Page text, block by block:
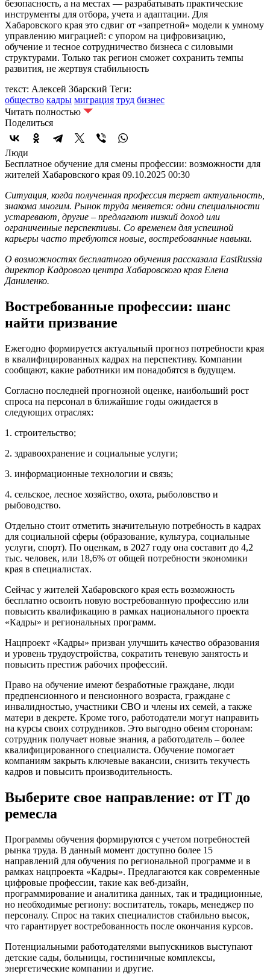
безопасность, а на местах — разрабатывать практические
инструменты для отбора, учета и адаптации. Для
Хабаровского края это сдвиг от «запретной» модели к умному
управлению миграцией: с упором на цифровизацию,
обучение и тесное сотрудничество бизнеса с силовыми
структурами. Только так регион сможет сохранить темпы
развития, не жертвуя стабильность
текст: Алексей Збарский Теги:
общество кадры миграция труд бизнес
Читать полностью
Поделиться
Люди
Бесплатное обучение для смены профессии: возможности для
жителей Хабаровского края 09.10.2025 00:30
Ситуация, когда полученная профессия теряет актуальность,
знакома многим. Рынок труда меняется: одни специальности
устаревают, другие – предлагают низкий доход или
ограниченные перспективы. Со временем для успешной
карьеры часто требуются новые, востребованные навыки.
О возможностях бесплатного обучения рассказала EastRussia
директор Кадрового центра Хабаровского края Елена
Даниленко.
Востребованные профессии: шанс
найти призвание
Ежегодно формируется актуальный прогноз потребности края
в квалифицированных кадрах на перспективу. Компании
сообщают, какие работники им понадобятся в будущем.
Согласно последней прогнозной оценке, наибольший рост
спроса на персонал в ближайшие годы ожидается в
следующих отраслях:
1. строительство;
2. здравоохранение и социальные услуги;
3. информационные технологии и связь;
4. сельское, лесное хозяйство, охота, рыболовство и
рыбоводство.
Отдельно стоит отметить значительную потребность в кадрах
для социальной сферы (образование, культура, социальные
услуги, спорт). По оценкам, в 2027 году она составит до 4,2
тыс. человек, или 18,6% от общей потребности экономики
края в специалистах.
Сейчас у жителей Хабаровского края есть возможность
бесплатно освоить новую востребованную профессию или
повысить квалификацию в рамках национального проекта
«Кадры» и региональных программ.
Нацпроект «Кадры» призван улучшить качество образования
и уровень трудоустройства, сократить теневую занятость и
повысить престиж рабочих профессий.
Право на обучение имеют безработные граждане, люди
предпенсионного и пенсионного возраста, граждане с
инвалидностью, участники СВО и члены их семей, а также
матери в декрете. Кроме того, работодатели могут направить
на курсы своих сотрудников. Это выгодно обеим сторонам:
сотрудник получает новые знания, а работодатель – более
квалифицированного специалиста. Обучение помогает
компаниям закрыть ключевые вакансии, снизить текучесть
кадров и повысить производительность.
Выберите свое направление: от IT до
ремесла
Программы обучения формируются с учетом потребностей
рынка труда. В данный момент доступно более 15
направлений для обучения по региональной программе и в
рамках нацпроекта «Кадры». Предлагаются как современные
цифровые профессии, такие как веб-дизайн,
программирование и аналитика данных, так и традиционные,
но необходимые региону: воспитатель, токарь, менеджер по
персоналу. Спрос на таких специалистов стабильно высок,
что гарантирует востребованность после окончания курсов.
Потенциальными работодателями выпускников выступают
детские сады, больницы, гостиничные комплексы,
энергетические компании и другие.